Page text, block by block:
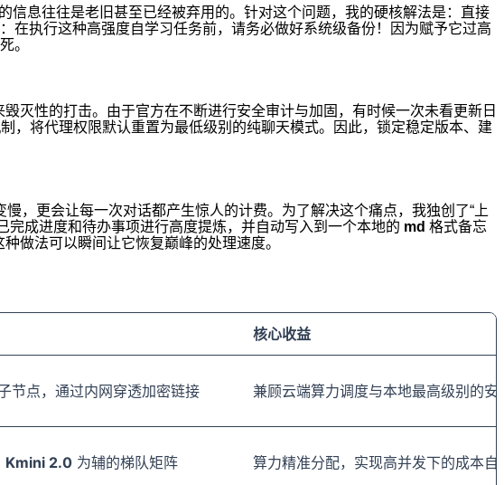
息往往是老旧甚至已经被弃用的。针对这个问题，我的硬核解法是：直接
在执行这种高强度自学习任务前，请务必做好系统级备份！因为赋予它过高
。
灭性的打击。由于官方在不断进行安全审计与加固，有时候一次未看更新日
，将代理权限默认重置为最低级别的纯聊天模式。因此，锁定稳定版本、建
，更会让每一次对话都产生惊人的计费。为了解决这个痛点，我独创了“上
成进度和待办事项进行高度提炼，并自动写入到一个本地的 md 格式备忘
做法可以瞬间让它恢复巅峰的处理速度。
核心收益
节点，通过内网穿透加密链接 兼顾云端算力调度与本地最高级别的安
Kmini 2.0 为辅的梯队矩阵 算力精准分配，实现高并发下的成本自